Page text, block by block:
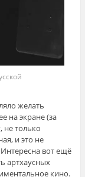
желать
на экране (за
не только
и это не
вот ещё
артхаусных
кино.